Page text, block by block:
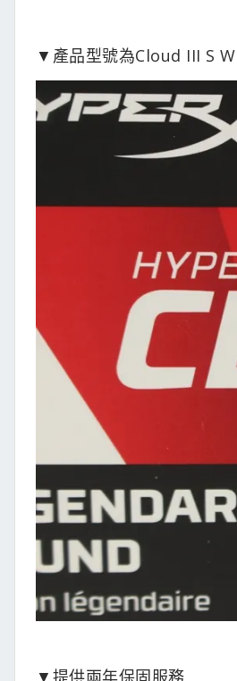
▼產品型號為Cloud III S
▼提供兩年保固服務